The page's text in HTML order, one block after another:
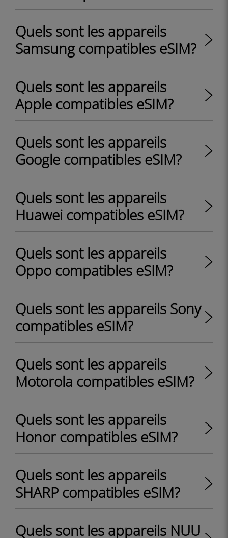
Quels sont les appareils
Samsung compatibles eSIM?
Quels sont les appareils
Apple compatibles eSIM?
Quels sont les appareils
Google compatibles eSIM?
Quels sont les appareils
Huawei compatibles eSIM?
Quels sont les appareils
Oppo compatibles eSIM?
Quels sont les appareils Sony
compatibles eSIM?
Quels sont les appareils
Motorola compatibles eSIM?
Quels sont les appareils
Honor compatibles eSIM?
Quels sont les appareils
SHARP compatibles eSIM?
Quels sont les appareils NUU